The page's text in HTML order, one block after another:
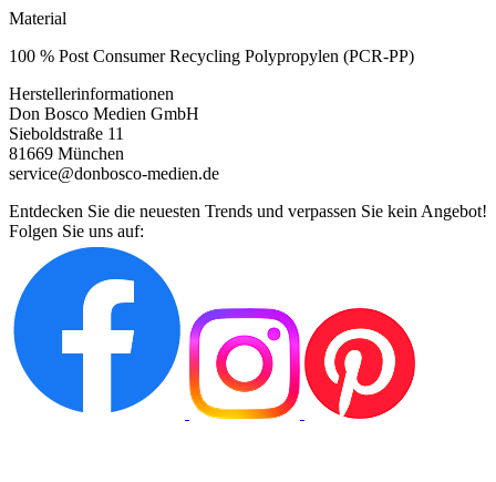
Material
100 % Post Consumer Recycling Polypropylen (PCR-PP)
Herstellerinformationen
Don Bosco Medien GmbH
Sieboldstraße 11
81669 München
service@donbosco-medien.de
Entdecken Sie die neuesten Trends und verpassen Sie kein Angebot!
Folgen Sie uns auf: